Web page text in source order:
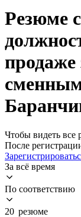
Резюме
продаже
Чтобы видеть все
После
За всё время
По соответствию
20 резюме